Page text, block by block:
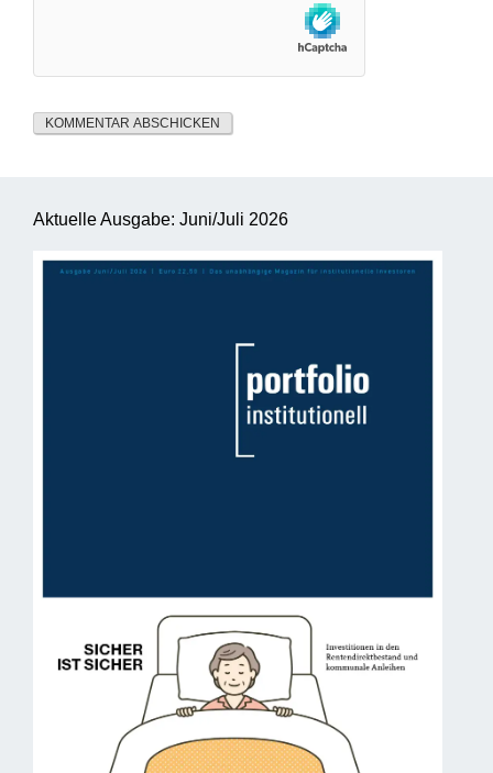
Aktuelle Ausgabe: Juni/Juli 2026